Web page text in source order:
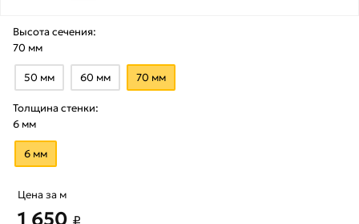
Высота сечения:
70 мм
50 мм 60 мм 70 мм
Толщина стенки:
6 мм
6 мм
Цена за м
1 650